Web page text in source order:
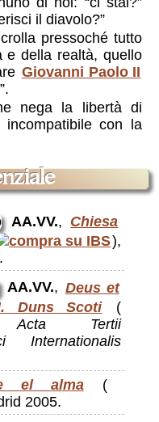
il diavolo?”
pressoché tutto
e della realtà, quello
Giovanni Paolo II
nega la libertà di
con la
AA.VV., Chiesa
),
AA.VV., Deus et
Duns Scoti (
Acta Tertii
Internationalis
el alma (
2005.